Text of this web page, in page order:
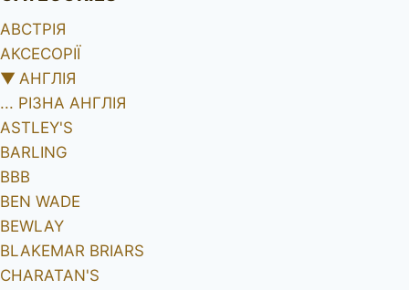
АВСТРІЯ
АКСЕСОРІЇ
▼ АНГЛІЯ
... РІЗНА АНГЛІЯ
ASTLEY'S
BARLING
BBB
BEN WADE
BEWLAY
BLAKEMAR BRIARS
CHARATAN'S